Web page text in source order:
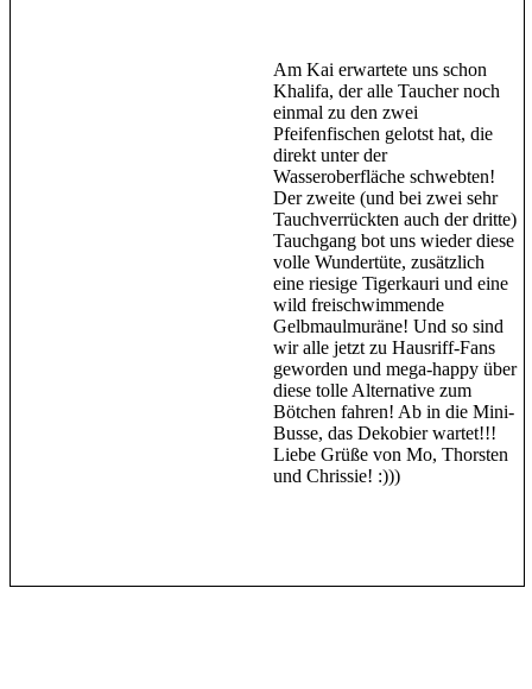
Am Kai erwartete uns schon
Khalifa, der alle Taucher noch
einmal zu den zwei
Pfeifenfischen gelotst hat, die
direkt unter der
Wasseroberfläche schwebten!
Der zweite (und bei zwei sehr
Tauchverrückten auch der dritte)
Tauchgang bot uns wieder diese
volle Wundertüte, zusätzlich
eine riesige Tigerkauri und eine
wild freischwimmende
Gelbmaulmuräne! Und so sind
wir alle jetzt zu Hausriff-Fans
geworden und mega-happy über
diese tolle Alternative zum
Bötchen fahren! Ab in die Mini-
Busse, das Dekobier wartet!!!
Liebe Grüße von Mo, Thorsten
und Chrissie! :)))